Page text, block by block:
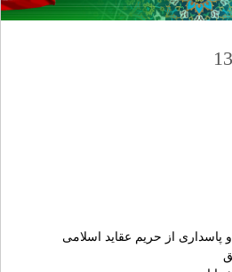
پاسدارى از حريم عقايد اسلامى‏